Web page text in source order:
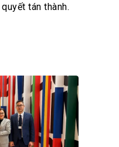
quyết tán thành.